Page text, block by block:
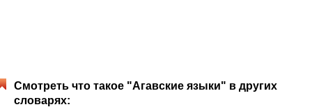
Смотреть что такое "Агавские языки" в других
словарях: